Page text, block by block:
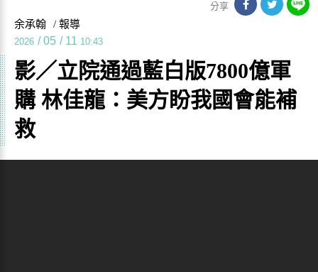
分享
余承翰 / 報導
2026 / 05 / 11 10:43
影／立院通過藍白版7800億軍
購 林佳龍：美方盼我國會能補
救